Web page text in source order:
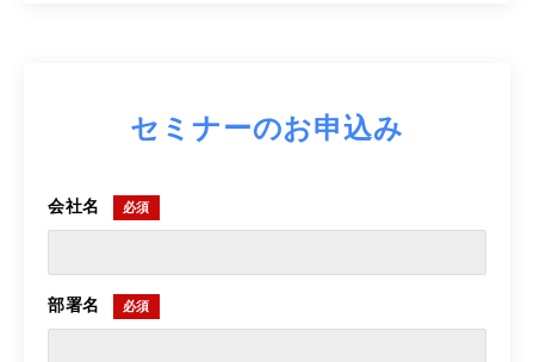
セミナーのお申込み
会社名
部署名